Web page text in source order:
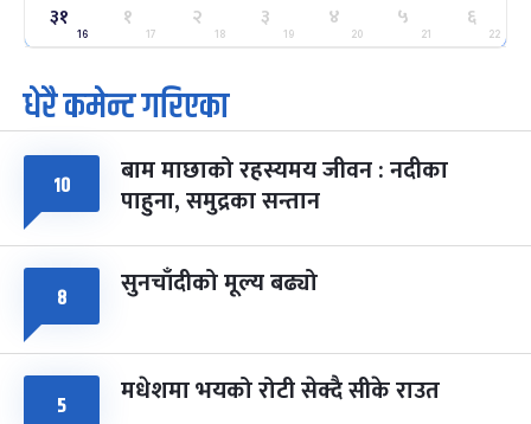
२५
मंगल
ग्याल्पो ल्होसार
फाल्गुन २५, २०८३ Mar 9, 2027
७ महिना बाँकी
७
आइत
पूर्णिमा व्रत
चैत्र ७, २०८३-Mar 21, 2027
८ फागुपूर्णिमा
चैत्र ८, २०८३-Mar 22, 2027
७ महिना बाँकी
३१
16
१
17
२
18
३
19
४
20
५
21
६
22
धेरै कमेन्ट गरिएका
१० बाम माछाको रहस्यमय जीवन : नदीका
पाहुना, समुद्रका सन्तान
८ सुनचाँदीको मूल्य बढ्यो
५ मधेशमा भयको रोटी सेक्दै सीके राउत